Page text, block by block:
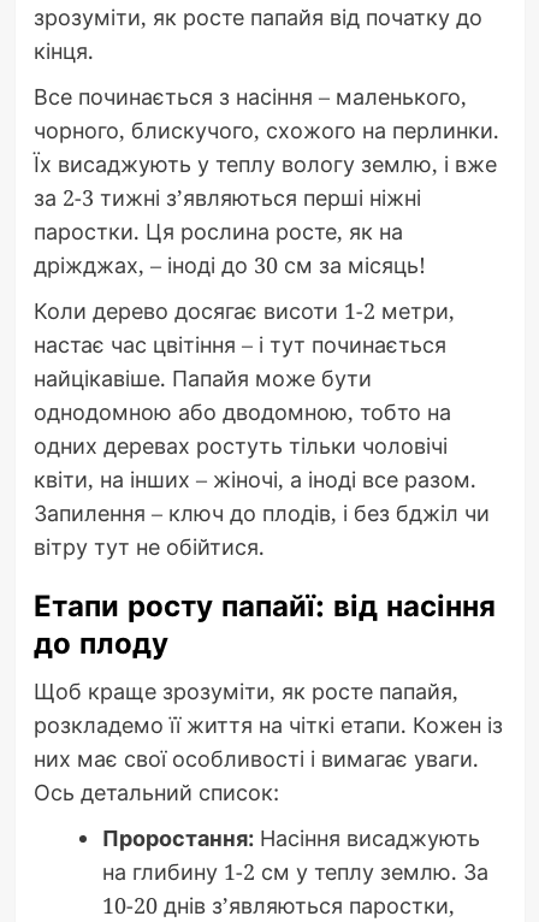
зрозуміти, як росте папайя від початку до
кінця.
Все починається з насіння – маленького,
чорного, блискучого, схожого на перлинки.
Їх висаджують у теплу вологу землю, і вже
за 2-3 тижні з’являються перші ніжні
паростки. Ця рослина росте, як на
дріжджах, – іноді до 30 см за місяць!
Коли дерево досягає висоти 1-2 метри,
настає час цвітіння – і тут починається
найцікавіше. Папайя може бути
однодомною або дводомною, тобто на
одних деревах ростуть тільки чоловічі
квіти, на інших – жіночі, а іноді все разом.
Запилення – ключ до плодів, і без бджіл чи
вітру тут не обійтися.
Етапи росту папайї: від насіння
до плоду
Щоб краще зрозуміти, як росте папайя,
розкладемо її життя на чіткі етапи. Кожен із
них має свої особливості і вимагає уваги.
Ось детальний список:
Проростання:Насіння висаджують
на глибину 1-2 см у теплу землю. За
10-20 днів з’являються паростки,